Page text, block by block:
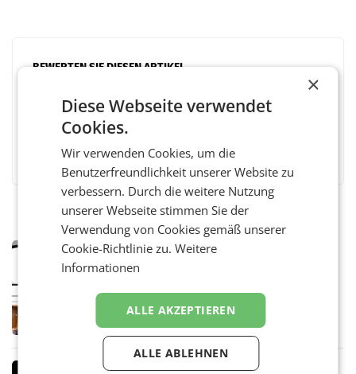
BEWERTEN SIE DIESEN ARTIKEL
MARKETING & MEDIA
Pilnacek-U-Ausschuss - Presserat
WIEN Der Presserat fordert Medienvertreter
dazu auf, im U-Ausschuss zu den
Ermittlungen rund um das Ableben des Ex-
Sektionschefs im Justizministerium, Christian
Pilnacek, auf sensible
MARKETING & MEDIA
×
Diese Webseite verwendet
Cookies.
Wir verwenden Cookies, um die
Benutzerfreundlichkeit unserer Website zu
verbessern. Durch die weitere Nutzung
unserer Webseite stimmen Sie der
Verwendung von Cookies gemäß unserer
Cookie-Richtlinie zu.Weitere
Informationen
ALLE AKZEPTIEREN
ALLE ABLEHNEN